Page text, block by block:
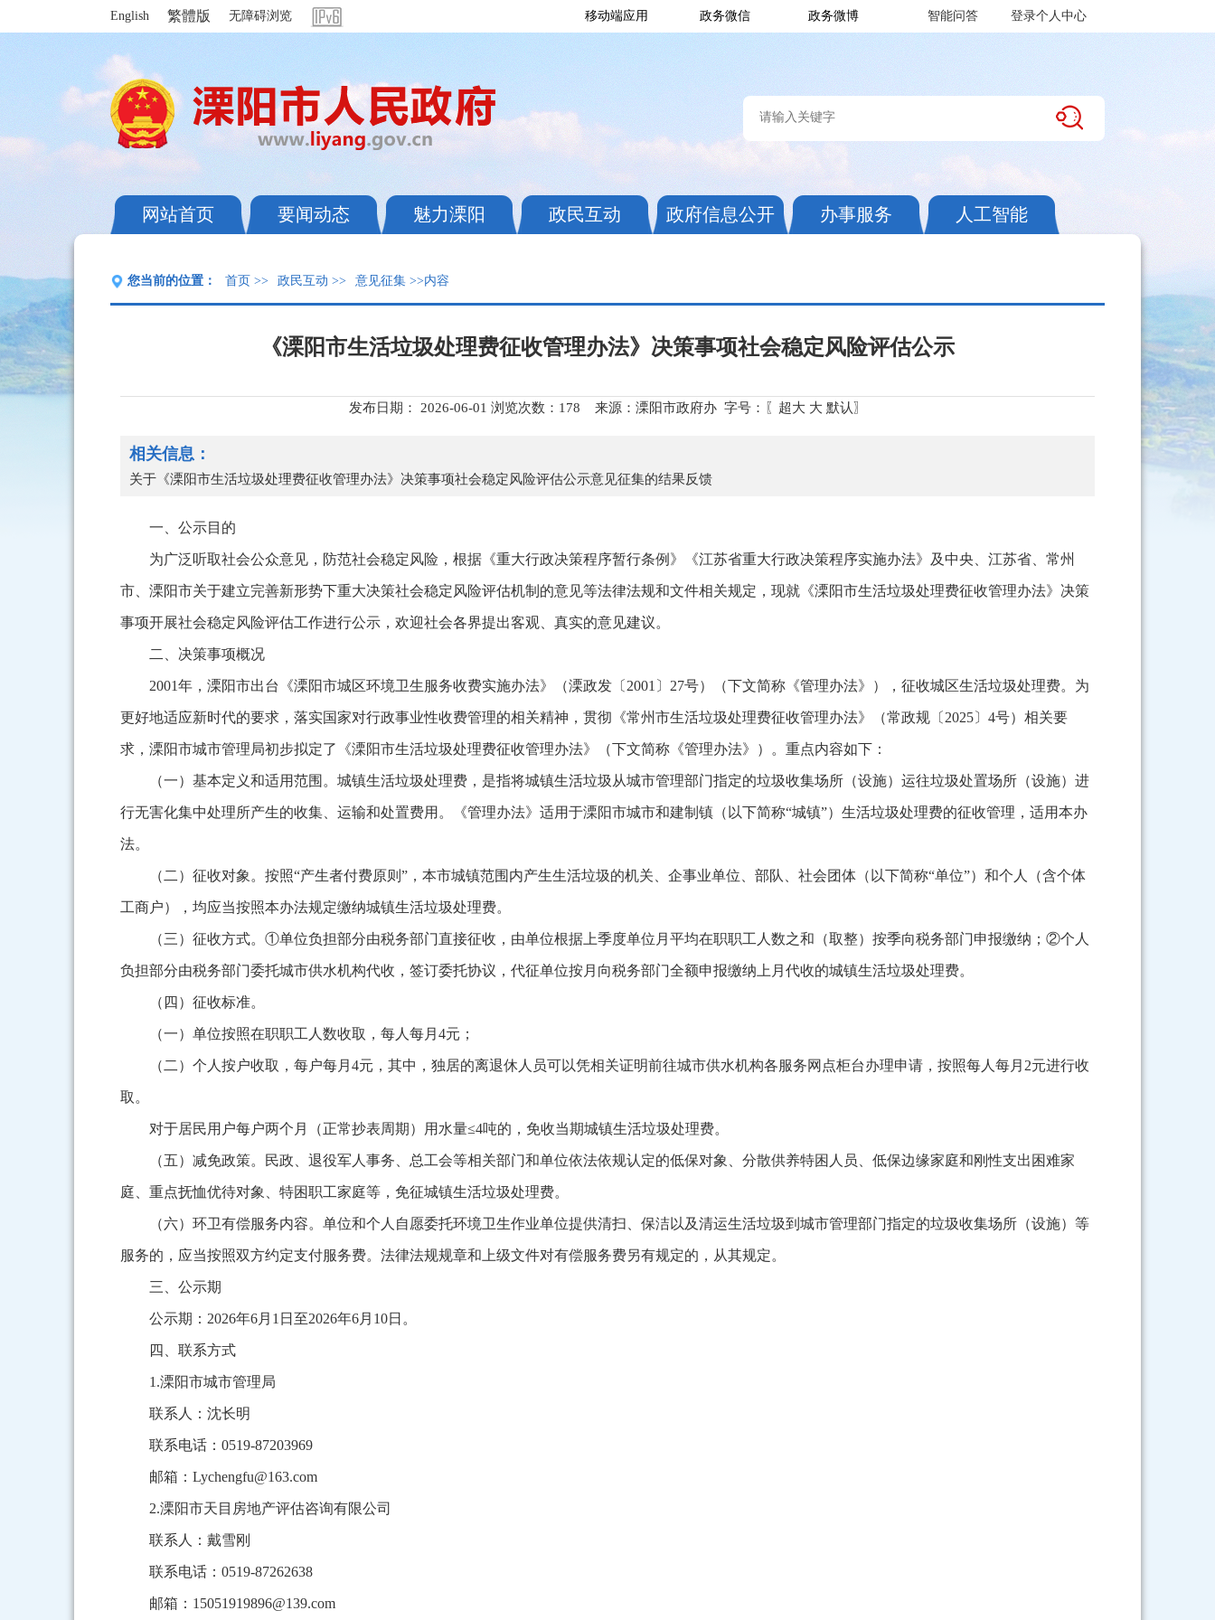
English 繁體版 无障碍浏览 移动端应用 政务微信 政务微博 智能问答 登录个人中心
网站首页 要闻动态 魅力溧阳 政民互动 政府信息公开 办事服务 人工智能
您当前的位置： 首页 >> 政民互动 >> 意见征集 >>内容
《溧阳市生活垃圾处理费征收管理办法》决策事项社会稳定风险评估公示
发布日期： 2026-06-01 浏览次数： 178 来源：溧阳市政府办 字号：〖 超大 大 默认〗
相关信息：
关于《溧阳市生活垃圾处理费征收管理办法》决策事项社会稳定风险评估公示意见征集的结果反馈
一、公示目的
为广泛听取社会公众意见，防范社会稳定风险，根据《重大行政决策程序暂行条例》《江苏省重大行政决策程序实施办法》及中央、江苏省、常州
市、溧阳市关于建立完善新形势下重大决策社会稳定风险评估机制的意见等法律法规和文件相关规定，现就《溧阳市生活垃圾处理费征收管理办法》决策
事项开展社会稳定风险评估工作进行公示，欢迎社会各界提出客观、真实的意见建议。
二、决策事项概况
2001年，溧阳市出台《溧阳市城区环境卫生服务收费实施办法》（溧政发〔2001〕27号） （下文简称《管理办法》） ，征收城区生活垃圾处理费。为
更好地适应新时代的要求，落实国家对行政事业性收费管理的相关精神，贯彻《常州市生活垃圾处理费征收管理办法》（常政规〔2025〕4号）相关要
求，溧阳市城市管理局初步拟定了《溧阳市生活垃圾处理费征收管理办法》（下文简称《管理办法》）。重点内容如下：
（一）基本定义和适用范围。城镇生活垃圾处理费，是指将城镇生活垃圾从城市管理部门指定的垃圾收集场所（设施）运往垃圾处置场所（设施）进
行无害化集中处理所产生的收集、运输和处置费用。《管理办法》适用于溧阳市城市和建制镇（以下简称“城镇”）生活垃圾处理费的征收管理，适用本办
法。
（二）征收对象。按照“产生者付费原则”，本市城镇范围内产生生活垃圾的机关、企事业单位、部队、社会团体（以下简称“单位”）和个人（含个体
工商户），均应当按照本办法规定缴纳城镇生活垃圾处理费。
（三）征收方式。①单位负担部分由税务部门直接征收，由单位根据上季度单位月平均在职职工人数之和（取整）按季向税务部门申报缴纳；②个人
负担部分由税务部门委托城市供水机构代收，签订委托协议，代征单位按月向税务部门全额申报缴纳上月代收的城镇生活垃圾处理费。
（四）征收标准。
（一）单位按照在职职工人数收取，每人每月4元；
（二）个人按户收取，每户每月4元，其中，独居的离退休人员可以凭相关证明前往城市供水机构各服务网点柜台办理申请，按照每人每月2元进行收
取。
对于居民用户每户两个月（正常抄表周期）用水量≤4吨的，免收当期城镇生活垃圾处理费。
（五）减免政策。民政、退役军人事务、总工会等相关部门和单位依法依规认定的低保对象、分散供养特困人员、低保边缘家庭和刚性支出困难家
庭、重点抚恤优待对象、特困职工家庭等，免征城镇生活垃圾处理费。
（六）环卫有偿服务内容。单位和个人自愿委托环境卫生作业单位提供清扫、保洁以及清运生活垃圾到城市管理部门指定的垃圾收集场所（设施）等
服务的，应当按照双方约定支付服务费。法律法规规章和上级文件对有偿服务费另有规定的，从其规定。
三、公示期
公示期：2026年6月1日至2026年6月10日。
四、联系方式
1.溧阳市城市管理局
联系人：沈长明
联系电话：0519-87203969
邮箱：Lychengfu@163.com
2.溧阳市天目房地产评估咨询有限公司
联系人：戴雪刚
联系电话：0519-87262638
邮箱：15051919896@139.com